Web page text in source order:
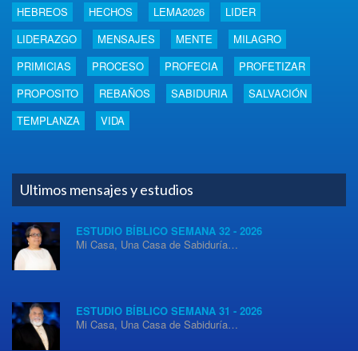
HEBREOS
HECHOS LEMA2026
LIDER
LIDERAZGO
MENSAJES MENTE
MILAGRO
PRIMICIAS
PROCESO PROFECIA
PROFETIZAR
PROPOSITO
REBAÑOS SABIDURIA
SALVACIÓN
TEMPLANZA
VIDA
Ultimos mensajes y estudios
ESTUDIO BÍBLICO SEMANA 32 - 2026
Mi Casa, Una Casa de Sabiduría…
ESTUDIO BÍBLICO SEMANA 31 - 2026
Mi Casa, Una Casa de Sabiduría…